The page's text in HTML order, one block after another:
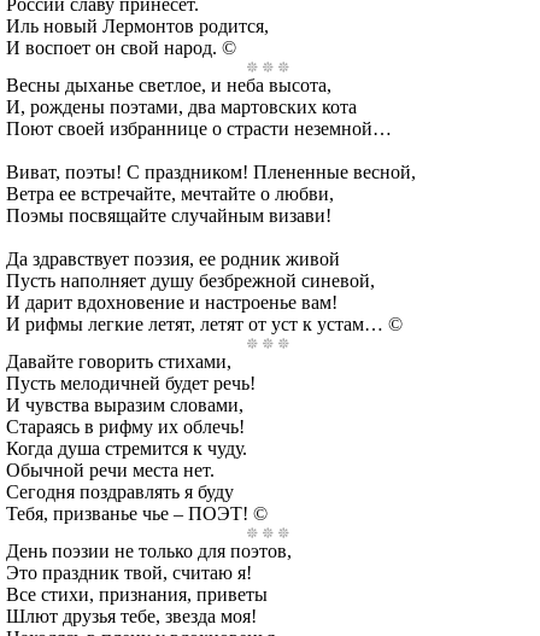
России славу принесет.
Иль новый Лермонтов родится,
И воспоет он свой народ. ©
Весны дыханье светлое, и неба высота,
И, рождены поэтами, два мартовских кота
Поют своей избраннице о страсти неземной…
Виват, поэты! С праздником! Плененные весной,
Ветра ее встречайте, мечтайте о любви,
Поэмы посвящайте случайным визави!
Да здравствует поэзия, ее родник живой
Пусть наполняет душу безбрежной синевой,
И дарит вдохновение и настроенье вам!
И рифмы легкие летят, летят от уст к устам… ©
Давайте говорить стихами,
Пусть мелодичней будет речь!
И чувства выразим словами,
Стараясь в рифму их облечь!
Когда душа стремится к чуду.
Обычной речи места нет.
Сегодня поздравлять я буду
Тебя, призванье чье – ПОЭТ! ©
День поэзии не только для поэтов,
Это праздник твой, считаю я!
Все стихи, признания, приветы
Шлют друзья тебе, звезда моя!